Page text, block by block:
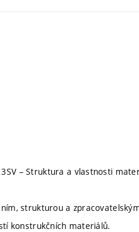
– Struktura a vlastnosti
strukturou a
konstrukčních materiálů.